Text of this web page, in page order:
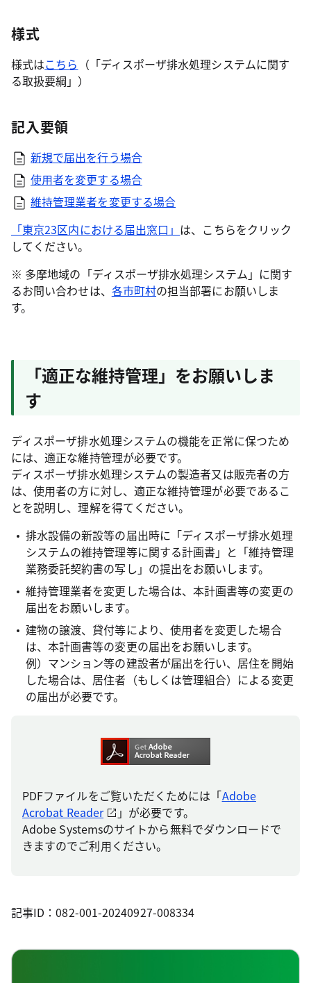
様式
様式はこちら （「ディスポーザ排水処理システムに関す
る取扱要綱」）
記入要領
新規で届出を行う場合
使用者を変更する場合
維持管理業者を変更する場合
「東京23区内における届出窓口」 は、こちらをクリック
してください。
※ 多摩地域の「ディスポーザ排水処理システム」に関す
るお問い合わせは、 各市町村の担当部署にお願いしま
す。
「適正な維持管理」をお願いしま
す
ディスポーザ排水処理システムの機能を正常に保つため
には、適正な維持管理が必要です。
ディスポーザ排水処理システムの製造者又は販売者の方
は、使用者の方に対し、適正な維持管理が必要であるこ
とを説明し、理解を得てください。
排水設備の新設等の届出時に「ディスポーザ排水処理
システムの維持管理等に関する計画書」と「維持管理
業務委託契約書の写し」の提出をお願いします。
維持管理業者を変更した場合は、本計画書等の変更の
届出をお願いします。
建物の譲渡、貸付等により、使用者を変更した場合
は、本計画書等の変更の届出をお願いします。
例）マンション等の建設者が届出を行い、居住を開始
した場合は、居住者（もしくは管理組合）による変更
の届出が必要です。
PDFファイルをご覧いただくためには「Adobe
Acrobat Reader
」が必要です。
Adobe Systemsのサイトから無料でダウンロードで
きますのでご利用ください。
記事ID：082-001-20240927-008334